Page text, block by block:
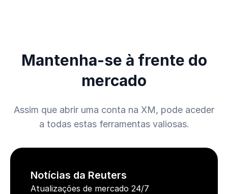
Mantenha-se à frente do
mercado
Assim que abrir uma conta na XM, pode aceder
a todas estas ferramentas valiosas.
Notícias da Reuters
Atualizações de mercado 24/7